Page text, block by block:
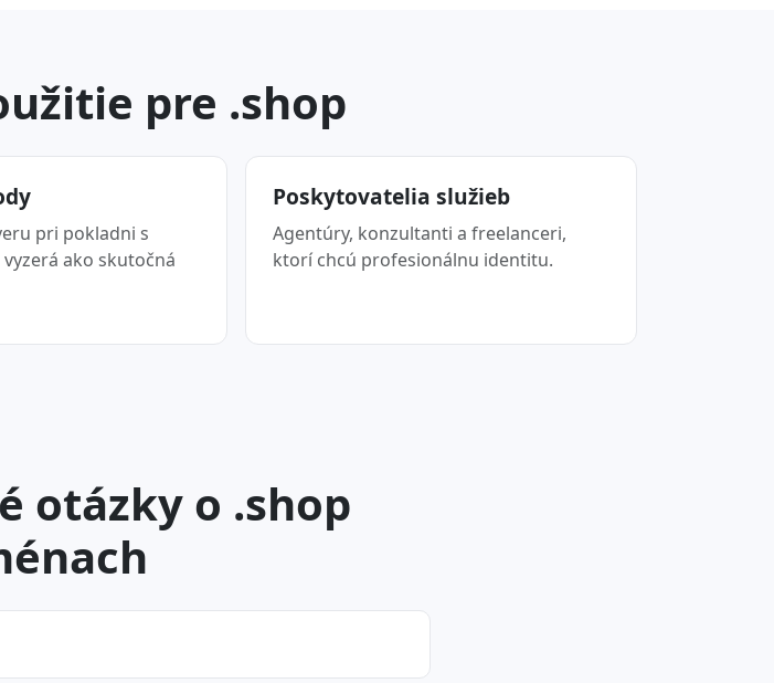
pre .shop
pri pokladni s
ako skutočná
Poskytovatelia služieb
Agentúry, konzultanti a freelanceri,
ktorí chcú profesionálnu identitu.
otázky o .shop